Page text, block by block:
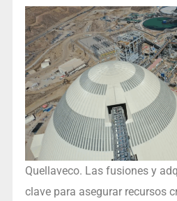
Quellaveco. Las fusiones y
clave para asegurar recursos